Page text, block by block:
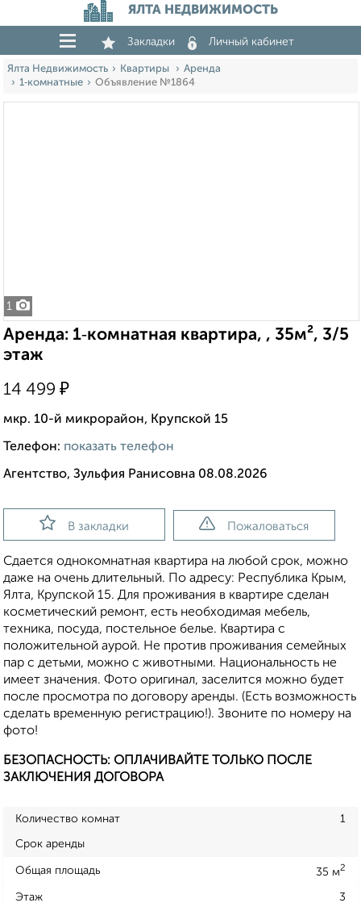
ЯЛТА НЕДВИЖИМОСТЬ
Закладки Личный кабинет
Ялта Недвижимость Квартиры
Аренда
1‑комнатные
Объявление №1864
1
Аренда: 1‑комнатная квартира, , 35м², 3/5
этаж
14 499 ₽
мкр. 10-й микрорайон, Крупской 15
Телефон: показать телефон
Агентство, Зульфия Ранисовна 08.08.2026
В закладки Пожаловаться
Сдается однокомнатная квартира на любой срок, можно
даже на очень длительный. По адресу: Республика Крым,
Ялта, Крупской 15. Для проживания в квартире сделан
косметический ремонт, есть необходимая мебель,
техника, посуда, постельное белье. Квартира с
положительной аурой. Не против проживания семейных
пар с детьми, можно с животными. Национальность не
имеет значения. Фото оригинал, заселится можно будет
после просмотра по договору аренды. (Есть возможность
сделать временную регистрацию!). Звоните по номеру на
фото!
БЕЗОПАСНОСТЬ: ОПЛАЧИВАЙТЕ ТОЛЬКО ПОСЛЕ
ЗАКЛЮЧЕНИЯ ДОГОВОРА
Количество комнат 1
Срок аренды
Общая площадь 35 м2
Этаж 3